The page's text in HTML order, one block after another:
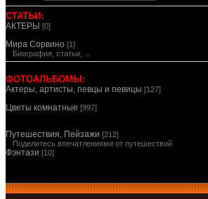
СТАТЬИ:
АКТЕРЫ [0]
Мира Сорвино [1]
Биография, статьи, ...
ФОТОАЛЬБОМЫ:
Актеры, артисты, певцы и певицы [127]
Цветы комнатные [997]
Путешествия, Пейзажи [212]
Поделитесь впечатлениями от путешествий
Фэнтази [10]